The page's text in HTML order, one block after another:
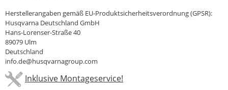
Herstellerangaben gemäß EU-Produktsicherheitsverordnung (GPSR):
Husqvarna Deutschland GmbH
Hans-Lorenser-Straße 40
89079 Ulm
Deutschland
info.de@husqvarnagroup.com
Inklusive Montageservice!